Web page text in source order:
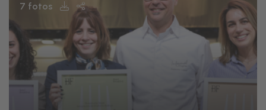
7 fotos